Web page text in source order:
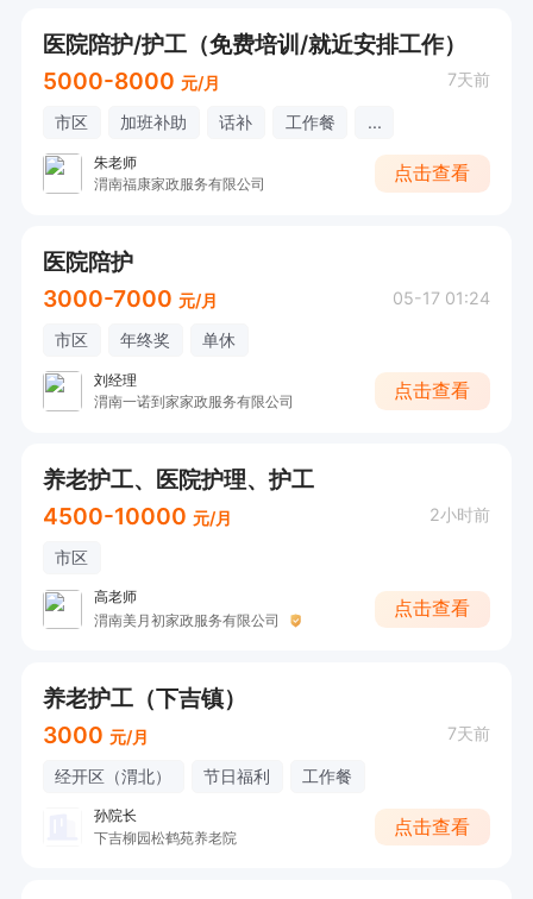
医院陪护/护工（免费培训/就近安排工作）
5000-8000 元/月 7天前
市区 加班补助 话补 工作餐 ...
朱老师
渭南福康家政服务有限公司
点击查看
医院陪护
3000-7000 元/月 05-17 01:24
市区 年终奖 单休
刘经理
渭南一诺到家家政服务有限公司
点击查看
养老护工、医院护理、护工
4500-10000 元/月 2小时前
市区
高老师
渭南美月初家政服务有限公司
点击查看
养老护工（下吉镇）
3000 元/月 7天前
经开区（渭北） 节日福利 工作餐
孙院长
下吉柳园松鹤苑养老院
点击查看